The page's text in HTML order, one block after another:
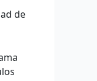
de